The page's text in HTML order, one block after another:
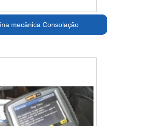
mecânica Consolação